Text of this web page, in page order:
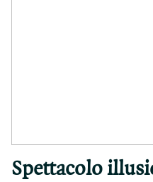
Spettacolo